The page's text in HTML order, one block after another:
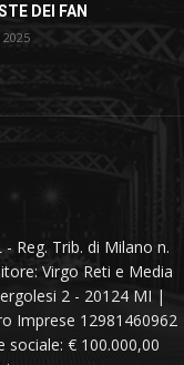
DEI FAN
Reg. Trib. di Milano n.
Virgo Reti e Media
2 - 20124 MI |
Imprese 12981460962
sociale: € 100.000,00